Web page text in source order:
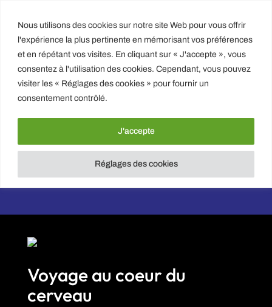
Nous utilisons des cookies sur notre site Web pour vous offrir
l'expérience la plus pertinente en mémorisant vos préférences
et en répétant vos visites. En cliquant sur « J'accepte », vous
consentez à l'utilisation des cookies. Cependant, vous pouvez
visiter les « Réglages des cookies » pour fournir un
consentement contrôlé.
Réglages des cookies
J'accepte
EMAIL : CONTACT@IHNPL.FR
PATRICK KELLY – HYPNOSE et PHYSIONUTRITION
TEL : 07 56 940 940
Voyage au coeur du
cerveau